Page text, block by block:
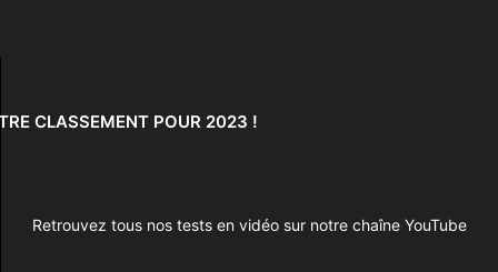
CLASSEMENT POUR 2023 !
Retrouvez tous nos tests en vidéo sur notre chaîne YouTube